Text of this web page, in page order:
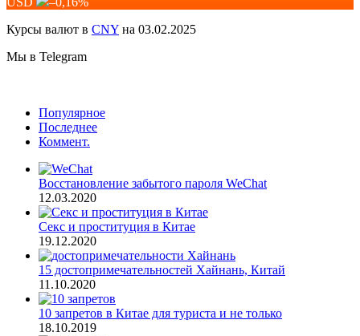
Курсы валют в CNY на 03.02.2025
Мы в Telegram
Популярное
Последнее
Коммент.
Восстановление забытого пароля WeChat
12.03.2020
Секс и проституция в Китае
19.12.2020
15 достопримечательностей Хайнань, Китай
11.10.2020
10 запретов в Китае для туриста и не только
18.10.2019